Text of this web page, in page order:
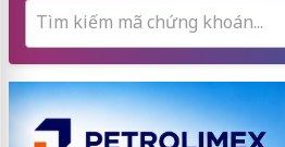
Tìm kiếm mã chứng khoán...